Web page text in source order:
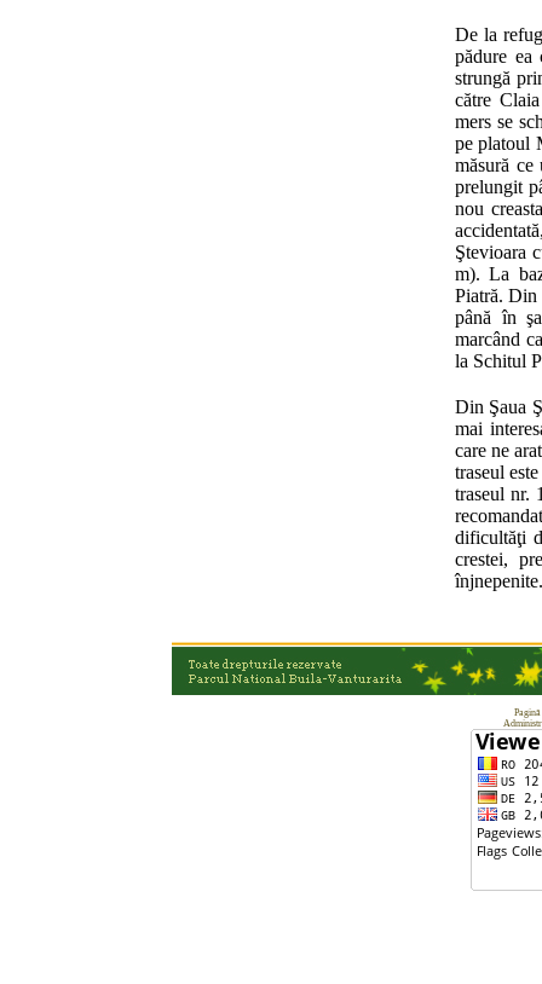
De la
pădure ea
strungă
către
mers se
pe platoul
măsură ce
prelungit
nou
Ştevioara
m). La
Piatră. Din
până în
marcând
la Schitul
Din Şaua
mai
care ne
traseul
traseul nr.
dificultăţi
crestei,
înjnepenite.